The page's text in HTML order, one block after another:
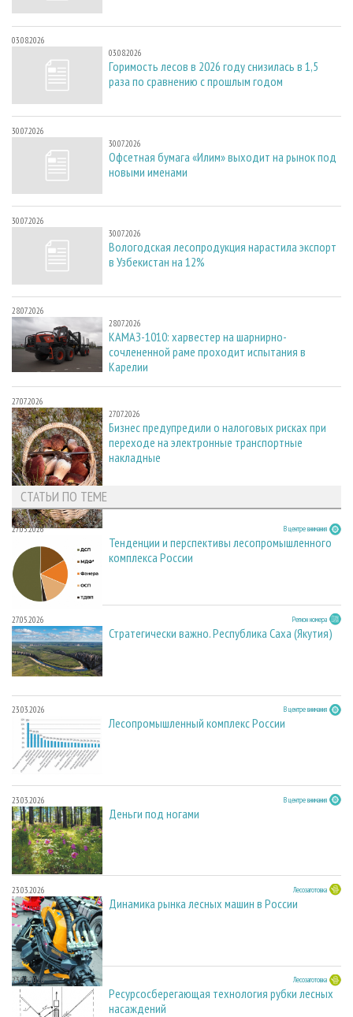
03.08.2026
03.08.2026
Горимость лесов в 2026 году снизилась в 1,5
раза по сравнению с прошлым годом
30.07.2026
30.07.2026
Офсетная бумага «Илим» выходит на рынок под
новыми именами
30.07.2026
30.07.2026
Вологодская лесопродукция нарастила экспорт
в Узбекистан на 12%
28.07.2026
28.07.2026
КАМАЗ-1010: харвестер на шарнирно-
сочлененной раме проходит испытания в
Карелии
27.07.2026
27.07.2026
Бизнес предупредили о налоговых рисках при
переходе на электронные транспортные
накладные
СТАТЬИ ПО ТЕМЕ
27.05.2026 В центре внимания
Тенденции и перспективы лесопромышленного
комплекса России
27.05.2026 Регион номера
Стратегически важно. Республика Саха (Якутия)
23.03.2026 В центре внимания
Лесопромышленный комплекс России
23.03.2026 В центре внимания
Деньги под ногами
23.03.2026 Лесозаготовка
Динамика рынка лесных машин в России
23.03.2026 Лесозаготовка
Ресурсосберегающая технология рубки лесных
насаждений